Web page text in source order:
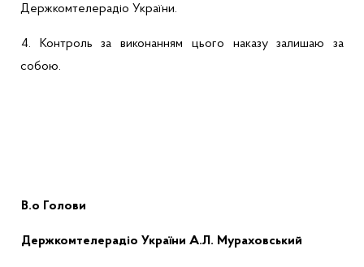
Держкомтелерадіо України.
4. Контроль за виконанням цього наказу залишаю за
собою.
В.о Голови
Держкомтелерадіо України А.Л. Мураховський